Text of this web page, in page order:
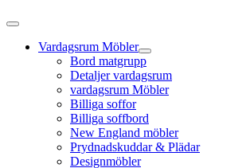
Vardagsrum Möbler
Bord matgrupp
Detaljer vardagsrum
vardagsrum Möbler
Billiga soffor
Billiga soffbord
New England möbler
Prydnadskuddar & Plädar
Designmöbler